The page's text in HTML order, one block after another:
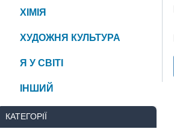
ХІМІЯ
ХУДОЖНЯ КУЛЬТУРА
Я У СВІТІ
ІНШИЙ
КАТЕГОРІЇ